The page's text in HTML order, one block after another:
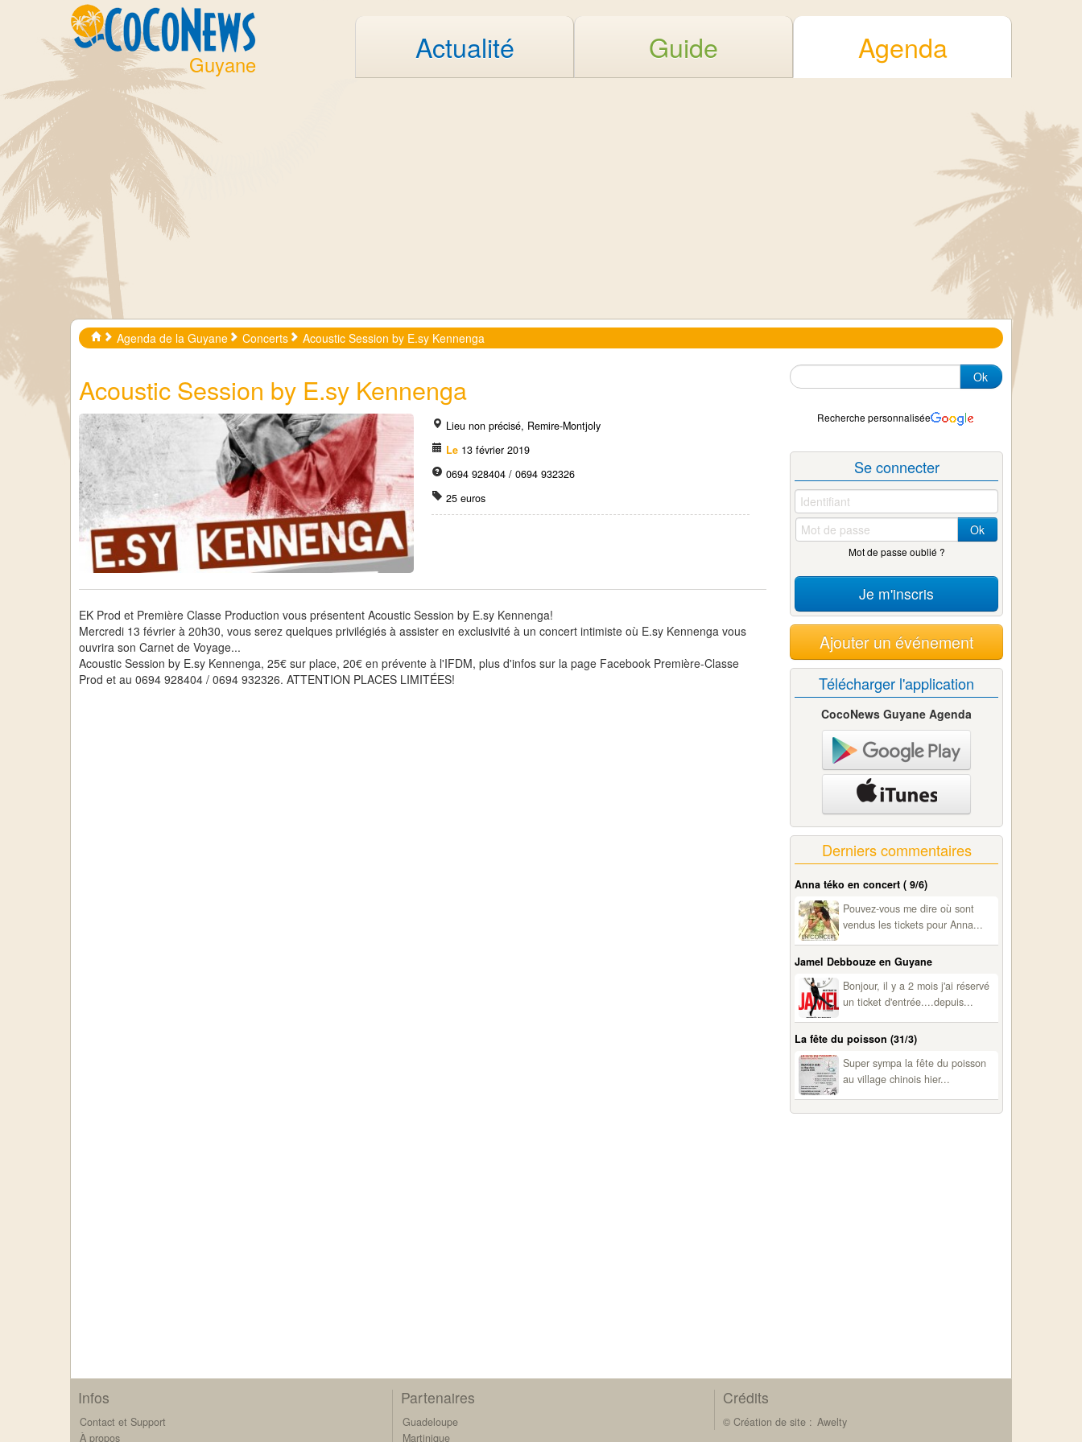
Guyane Actualité Guide Agenda
Agenda de la Guyane Concerts Acoustic Session by E.sy Kennenga
Acoustic Session by E.sy Kennenga
Lieu non précisé, Remire-Montjoly
Le13 février 2019
0694 928404 / 0694 932326
25 euros
EK Prod et Première Classe Production vous présentent Acoustic Session by E.sy Kennenga!
Mercredi 13 février à 20h30, vous serez quelques privilégiés à assister en exclusivité à un concert intimiste où E.sy Kennenga vous
ouvrira son Carnet de Voyage...
Acoustic Session by E.sy Kennenga, 25€ sur place, 20€ en prévente à l'IFDM, plus d'infos sur la page Facebook Première-Classe
Prod et au 0694 928404 / 0694 932326. ATTENTION PLACES LIMITÉES!
Ok
Recherche personnalisée
Se connecter
Ok
Mot de passe oublié ?
Je m'inscris
Ajouter un événement
Télécharger l'application
CocoNews Guyane Agenda
Derniers commentaires
Anna téko en concert ( 9/6)
Pouvez-vous me dire où sont
vendus les tickets pour Anna...
Jamel Debbouze en Guyane
Bonjour, il y a 2 mois j'ai réservé
un ticket d'entrée....depuis...
La fête du poisson (31/3)
Super sympa la fête du poisson
au village chinois hier...
Infos
Contact et Support
À propos
Partenaires
Guadeloupe
Martinique
Crédits
© Création de site : Awelty